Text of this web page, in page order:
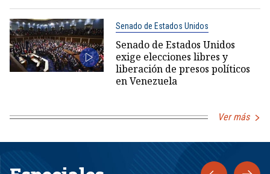
Senado de Estados Unidos
Senado de Estados Unidos
exige elecciones libres y
liberación de presos políticos
en Venezuela
Ver más